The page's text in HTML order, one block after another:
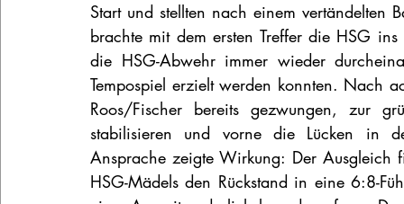
Start und stellten nach einem vertändelten
brachte mit dem ersten Treffer die HSG
die HSG-Abwehr immer wieder
Tempospiel erzielt werden konnten. Nach
Roos/Fischer bereits gezwungen, zur
stabilisieren und vorne die Lücken in
Ansprache zeigte Wirkung: Der
HSG-Mädels den Rückstand in eine 6:8-